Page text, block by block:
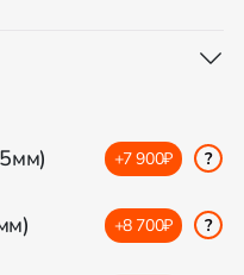
+7 900₽ ?
+8 700₽ ?